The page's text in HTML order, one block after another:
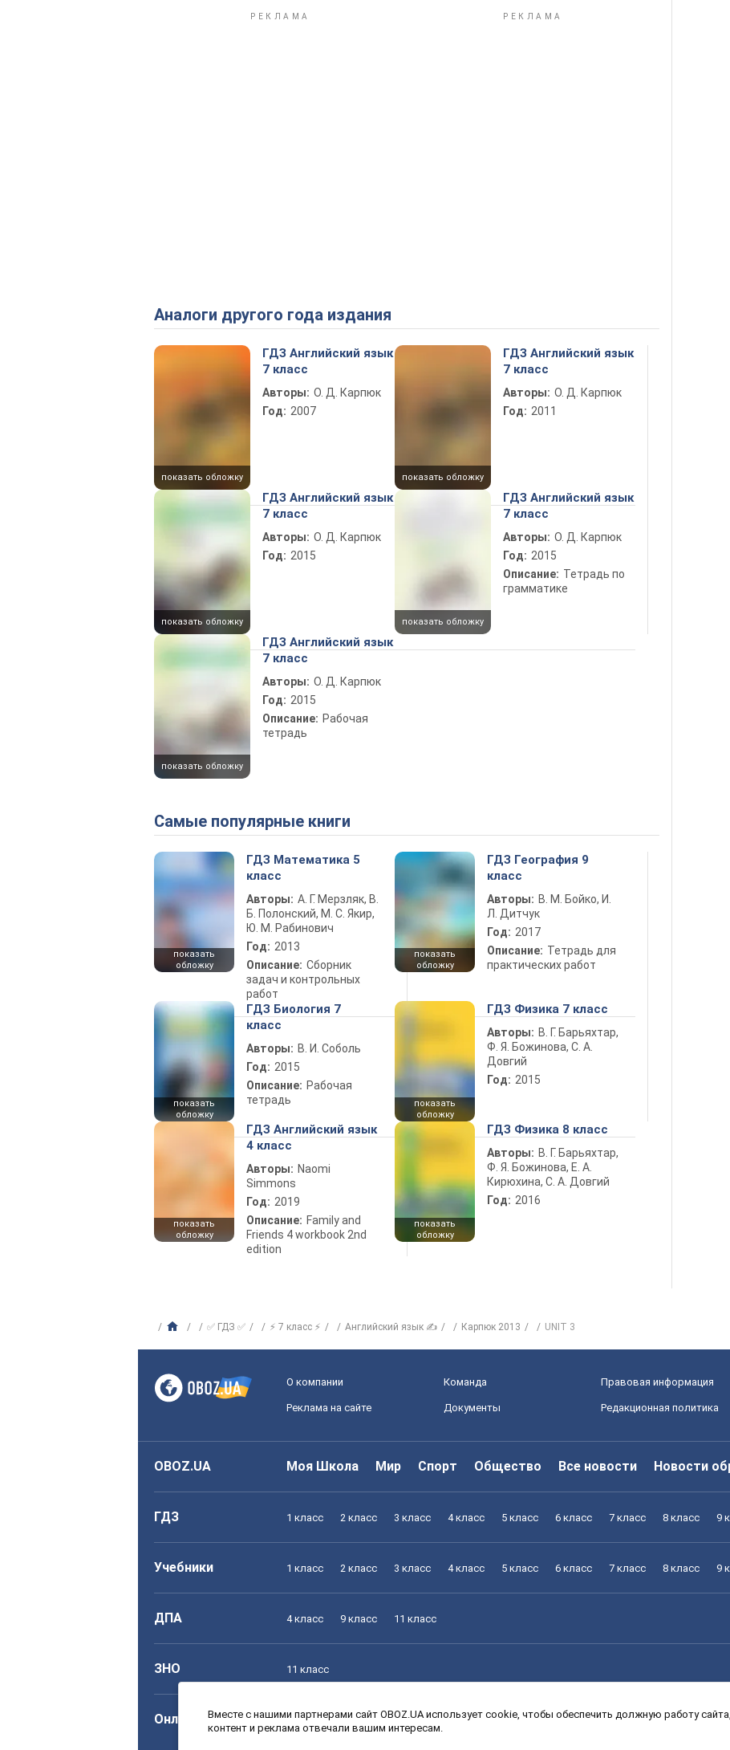
Аналоги другого года издания
показать обложку
ГДЗ Английский язык
7 класс
Авторы: О. Д. Карпюк
Год: 2007
показать обложку
ГДЗ Английский язык
7 класс
Авторы: О. Д. Карпюк
Год: 2011
показать обложку
ГДЗ Английский язык
7 класс
Авторы: О. Д. Карпюк
Год: 2015
показать обложку
ГДЗ Английский язык
7 класс
Авторы: О. Д. Карпюк
Год: 2015
Описание: Тетрадь по
грамматике
показать обложку
ГДЗ Английский язык
7 класс
Авторы: О. Д. Карпюк
Год: 2015
Описание: Рабочая
тетрадь
Самые популярные книги
показать
обложку
ГДЗ Математика 5
класс
Авторы: А. Г. Мерзляк, В.
Б. Полонский, М. С. Якир,
Ю. М. Рабинович
Год: 2013
Описание: Сборник
задач и контрольных
работ
показать
обложку
ГДЗ География 9
класс
Авторы: В. М. Бойко, И.
Л. Дитчук
Год: 2017
Описание: Тетрадь для
практических работ
показать
обложку
ГДЗ Биология 7
класс
Авторы: В. И. Соболь
Год: 2015
Описание: Рабочая
тетрадь
показать
обложку
ГДЗ Физика 7 класс
Авторы: В. Г. Барьяхтар,
Ф. Я. Божинова, С. А.
Довгий
Год: 2015
показать
обложку
ГДЗ Английский язык
4 класс
Авторы: Naomi
Simmons
Год: 2019
Описание: Family and
Friends 4 workbook 2nd
edition
показать
обложку
ГДЗ Физика 8 класс
Авторы: В. Г. Барьяхтар,
Ф. Я. Божинова, Е. А.
Кирюхина, С. А. Довгий
Год: 2016
✅ ГДЗ ✅ ⚡ 7 класс ⚡ Английский язык ✍ Карпюк 2013 UNIT 3
О компании Команда Правовая информация
Реклама на сайте Документы Редакционная политика
OBOZ.UA Моя Школа Мир Спорт Общество Все новости Новости
ГДЗ 1 класс 2 класс 3 класс 4 класс 5 класс 6 класс 7 класс 8 класс 9
Учебники 1 класс 2 класс 3 класс 4 класс 5 класс 6 класс 7 класс 8 класс 9
ДПА 4 класс 9 класс 11 класс
ЗНО 11 класс
Онлайн уроки 1 класс 2 класс 3 класс 4 класс 5 класс 6 класс 7 класс 8 класс 9
Вместе с нашими партнерами сайт OBOZ.UA использует cookie, чтобы обеспечить должную работу
контент и реклама отвечали вашим интересам.